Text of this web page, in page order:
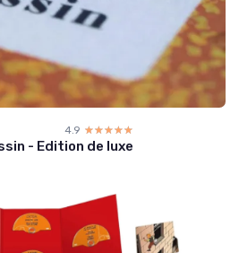
4.9 ☆☆☆☆☆
★★★★★
- Edition de luxe